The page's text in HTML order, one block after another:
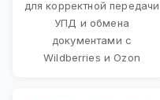
для корректной передачи
УПД и обмена
документами с
Wildberries и Ozon